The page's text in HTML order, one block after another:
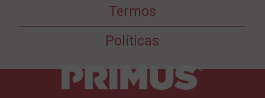
Termos
Políticas